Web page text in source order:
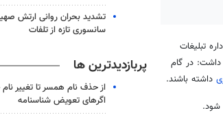
تبلیغات
داشت: در گام
داشته باشند.
شود.
تشدید بحران روانی ارتش
سانسوری تازه از تلفات
پربازدیدترین ها
از حذف نام همسر تا تغییر نام
اگرهای تعویض شناسنامه